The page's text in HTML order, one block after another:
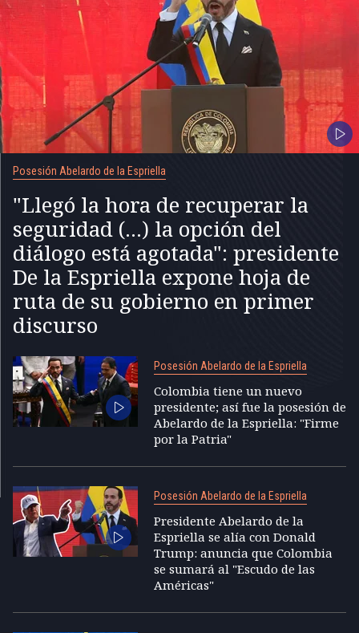
Posesión Abelardo de la Espriella
"Llegó la hora de recuperar la
seguridad (...) la opción del
diálogo está agotada": presidente
De la Espriella expone hoja de
ruta de su gobierno en primer
discurso
Posesión Abelardo de la Espriella
Colombia tiene un nuevo
presidente; así fue la posesión de
Abelardo de la Espriella: "Firme
por la Patria"
Posesión Abelardo de la Espriella
Presidente Abelardo de la
Espriella se alía con Donald
Trump: anuncia que Colombia
se sumará al "Escudo de las
Américas"